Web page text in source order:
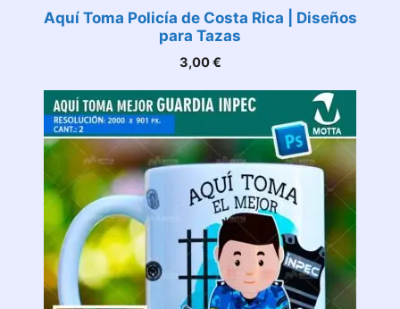
Aquí Toma Policía de Costa Rica | Diseños
para Tazas
3,00€